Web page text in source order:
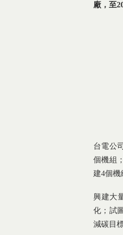
廠，至
台電公
個機組
建4個機
興建大
化；試
減碳目